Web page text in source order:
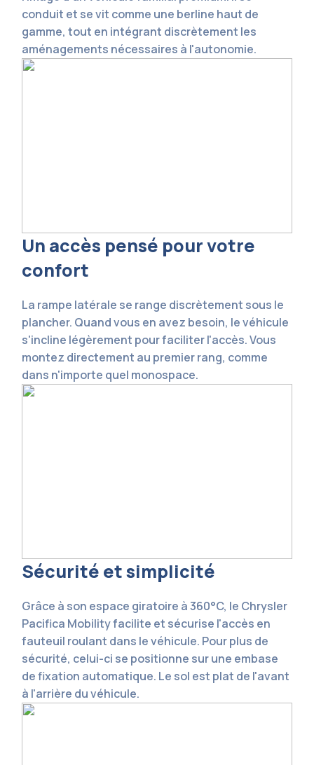
conduit et se vit comme une berline haut de
gamme, tout en intégrant discrètement les
aménagements nécessaires à l'autonomie.
Un accès pensé pour votre
confort
La rampe latérale se range discrètement sous le
plancher. Quand vous en avez besoin, le véhicule
s'incline légèrement pour faciliter l'accès. Vous
montez directement au premier rang, comme
dans n'importe quel monospace.
Sécurité et simplicité
Grâce à son espace giratoire à 360°C, le Chrysler
Pacifica Mobility facilite et sécurise l'accès en
fauteuil roulant dans le véhicule. Pour plus de
sécurité, celui-ci se positionne sur une embase
de fixation automatique. Le sol est plat de l'avant
à l'arrière du véhicule.